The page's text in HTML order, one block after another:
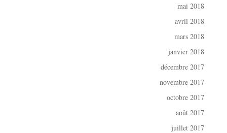
mai 2018
avril 2018
mars 2018
janvier 2018
décembre 2017
novembre 2017
octobre 2017
août 2017
juillet 2017